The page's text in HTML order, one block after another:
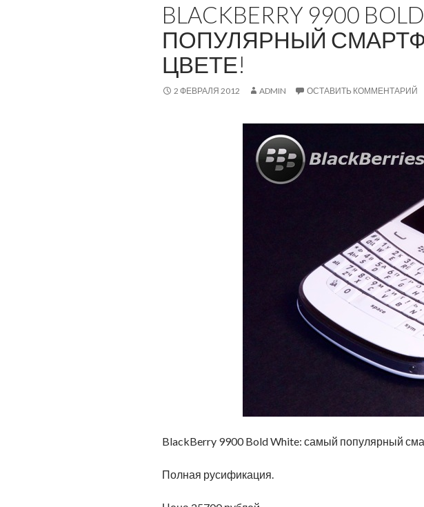
BLACKBERRY 9900
ПОПУЛЯРНЫЙ
ЦВЕТЕ!
2 ФЕВРАЛЯ 2012 ADMIN ОСТАВИТЬ КОММЕНТАРИЙ
BlackBerry 9900 Bold White: самый популярный
Полная русификация.